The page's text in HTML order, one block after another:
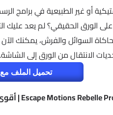
أو غير الطبيعية في برامج
الورق الحقيقي؟ لم يعد
السوائل والفرش، يمكنك
الانتقال من الورق إلى الشاشة.
تحميل الملف مع